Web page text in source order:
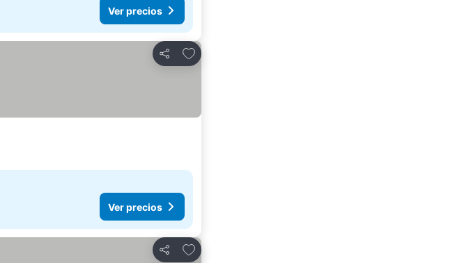
Ver precios
Compartir
Agregar a favoritos
Ver precios
Compartir
Agregar a favoritos